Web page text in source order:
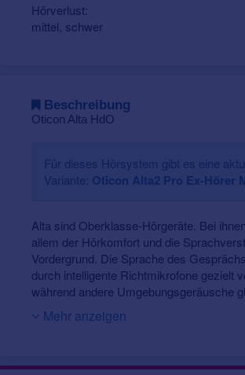
Hörverlust:
mittel, schwer
Beschreibung
Oticon Alta HdO
Für dieses Hörsystem gibt es eine
Variante: Oticon Alta2 Pro Ex-Hörer
Alta sind Oberklasse-Hörgeräte. Bei
allem der Hörkomfort und die
Vordergrund. Die Sprache des
durch intelligente Richtmikrofone gezielt
während andere Umgebungsgeräusche
abgesenkt werden. Ein möglichst
Klangeindruck wird dank der großen
Mehr anzeigen